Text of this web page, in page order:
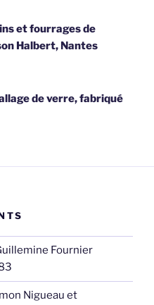
et fourrages de
Halbert, Nantes
de verre, fabriqué
Fournier
Nigueau et